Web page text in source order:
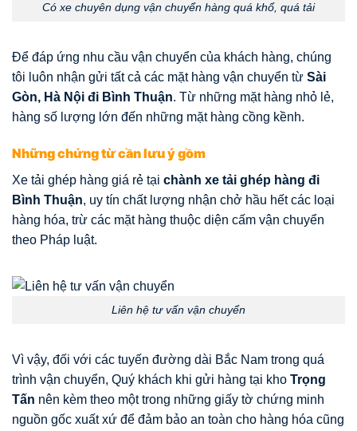
Có xe chuyên dụng vận chuyển hàng quá khổ, quá tải
Để đáp ứng nhu cầu vận chuyển của khách hàng, chúng
tôi luôn nhận gửi tất cả các mặt hàng vận chuyển từ Sài
Gòn, Hà Nội đi Bình Thuận. Từ những mặt hàng nhỏ lẻ,
hàng số lượng lớn đến những mặt hàng cồng kềnh.
Những chứng từ cần lưu ý gồm
Xe tải ghép hàng giá rẻ tại chành xe tải ghép hàng đi
Bình Thuận, uy tín chất lượng nhận chở hầu hết các loại
hàng hóa, trừ các mặt hàng thuộc diện cấm vận chuyển
theo Pháp luật.
Liên hệ tư vấn vận chuyển
Vì vậy, đối với các tuyến đường dài Bắc Nam trong quá
trình vận chuyển, Quý khách khi gửi hàng tại kho Trọng
Tấn nên kèm theo một trong những giấy tờ chứng minh
nguồn gốc xuất xứ để đảm bảo an toàn cho hàng hóa cũng